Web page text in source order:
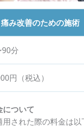
痛み改善のための施術
分
円（税込）
について
用された際の料金は